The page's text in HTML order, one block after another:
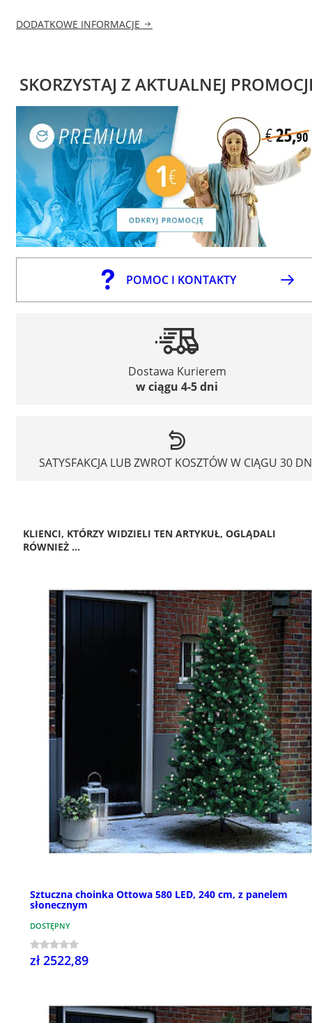
DODATKOWE INFORMACJE
SKORZYSTAJ Z AKTUALNEJ
POMOC I KONTAKTY
Dostawa Kurierem
w ciągu 4-5 dni
SATYSFAKCJA LUB ZWROT KOSZTÓW W CIĄGU 30
KLIENCI, KTÓRZY WIDZIELI TEN ARTYKUŁ, OGLĄDALI
RÓWNIEŻ ...
Sztuczna choinka Ottowa 580 LED, 240 cm, z panelem
słonecznym
DOSTĘPNY
zł 2522,89